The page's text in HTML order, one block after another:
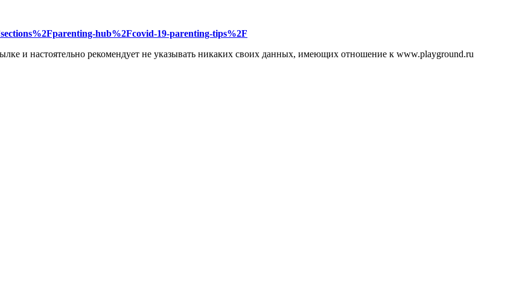
hub%2Fcovid-19-parenting-tips%2F
и настоятельно рекомендует не указывать никаких своих данных, имеющих отношение к www.playground.ru